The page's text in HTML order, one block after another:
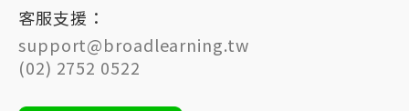
客服支援：
support@broadlearning.tw
(02) 2752 0522